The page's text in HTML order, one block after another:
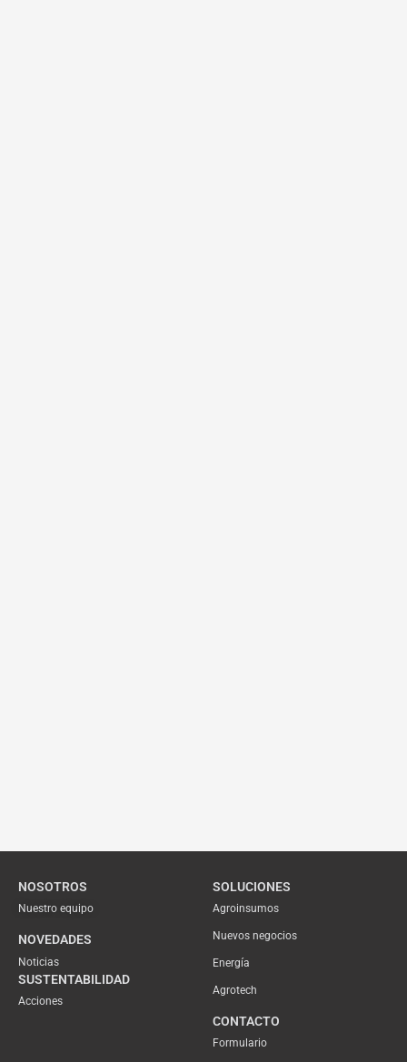
NOSOTROS
Nuestro equipo
NOVEDADES
Noticias
SUSTENTABILIDAD
Acciones
SOLUCIONES
Agroinsumos
Nuevos negocios
Energía
Agrotech
CONTACTO
Formulario